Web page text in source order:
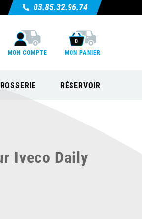
03.85.32.96.74
MON COMPTE
0
MON PANIER
RÉSERVOIR
Iveco Daily